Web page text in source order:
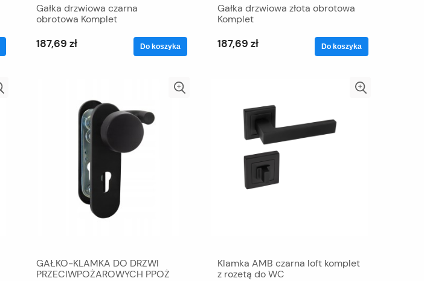
Gałka drzwiowa czarna
obrotowa Komplet
187,69 zł Do koszyka
Gałka drzwiowa złota obrotowa
Komplet
187,69 zł Do koszyka
GAŁKO-KLAMKA DO DRZWI
PRZECIWPOŻAROWYCH PPOŻ
Klamka AMB czarna loft komplet
z rozetą do WC